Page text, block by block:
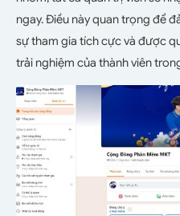
ngay. Điều này quan trọng để
sự tham gia tích cực và được
trải nghiệm của thành viên